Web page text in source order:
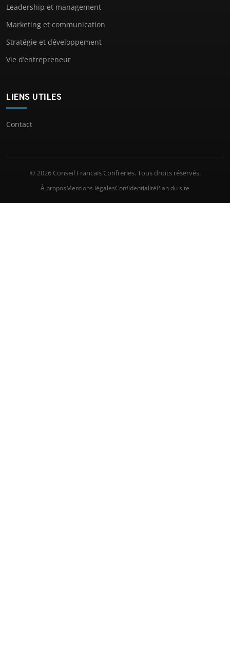
Leadership et management
Marketing et communication
Stratégie et développement
Vie d’entrepreneur
LIENS UTILES
Contact
© 2026 Conseil Francais Confreries. Tous droits réservés.
À proposMentions légalesConfidentialitéPlan du site